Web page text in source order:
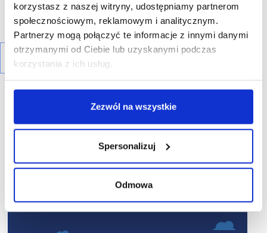
korzystasz z naszej witryny, udostępniamy partnerom
społecznościowym, reklamowym i analitycznym.
Partnerzy mogą połączyć te informacje z innymi danymi
otrzymanymi od Ciebie lub uzyskanymi podczas
korzystania z ich usług.
Zezwól na wszystkie
Spersonalizuj
Odmowa
R E K L A M A